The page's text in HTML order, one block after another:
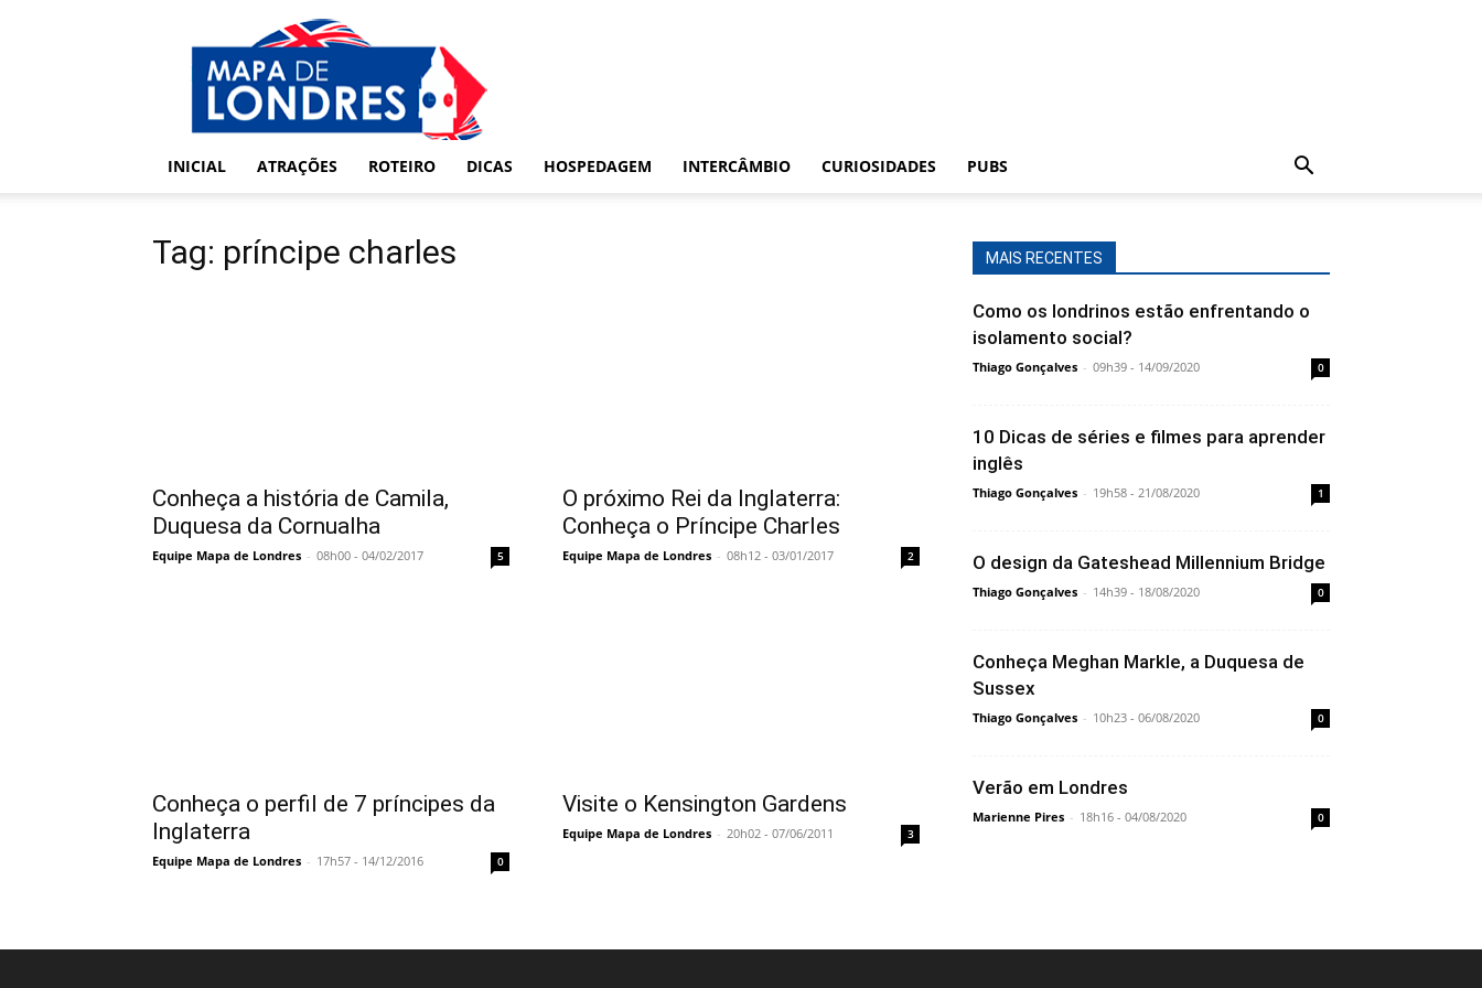
Londres
Mapa
de
Londres
INICIAL
ATRAÇÕES ROTEIRO DICAS HOSPEDAGEM INTERCÂMBIO CURIOSIDADES PUBS
Tag: príncipe charles
Conheça a história de Camila,
Duquesa da Cornualha
Equipe Mapa de Londres - 08h00 - 04/02/2017 5
O próximo Rei da Inglaterra:
Conheça o Príncipe Charles
Equipe Mapa de Londres - 08h12 - 03/01/2017 2
Conheça o perfil de 7 príncipes da
Inglaterra
Equipe Mapa de Londres - 17h57 - 14/12/2016 0
Visite o Kensington Gardens
Equipe Mapa de Londres - 20h02 - 07/06/2011 3
MAIS RECENTES
Como os londrinos estão enfrentando o
isolamento social?
Thiago Gonçalves - 09h39 - 14/09/2020 0
10 Dicas de séries e filmes para aprender
inglês
Thiago Gonçalves - 19h58 - 21/08/2020 1
O design da Gateshead Millennium Bridge
Thiago Gonçalves - 14h39 - 18/08/2020 0
Conheça Meghan Markle, a Duquesa de
Sussex
Thiago Gonçalves - 10h23 - 06/08/2020 0
Verão em Londres
Marienne Pires - 18h16 - 04/08/2020 0